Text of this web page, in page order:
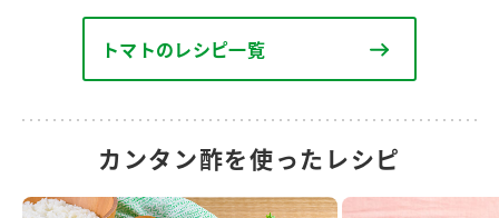
トマトのレシピ一覧
カンタン酢を使ったレシピ